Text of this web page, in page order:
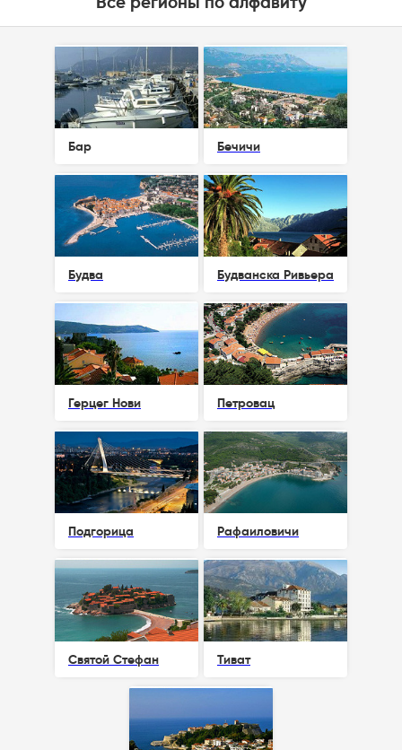
Бар Бечичи
Будва Будванска Ривьера
Герцег Нови Петровац
Подгорица Рафаиловичи
Святой Стефан Тиват